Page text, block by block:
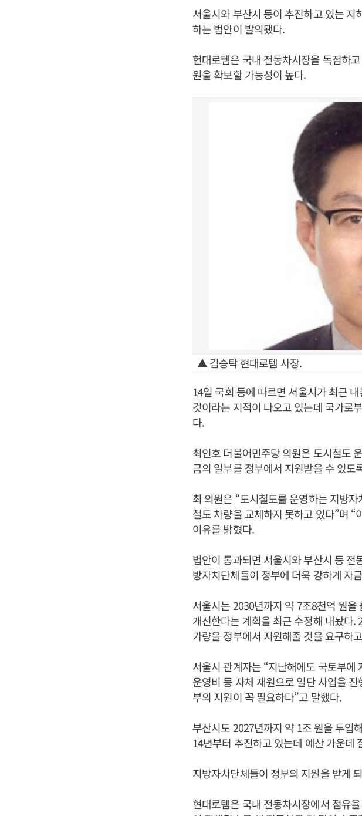
서울시와 부산시 등이 추진하고 있는
하는 법안이 발의됐다.
현대로템은 국내 전동차시장을 독점하
원을 확보할 가능성이 높다.
▲ 김승탁 현대로템 사장.
14일 국회 등에 따르면 서울시가 최근
것이라는 지적이 나오고 있는데 국가로
다.
최인호 더불어민주당 의원은 도시철도
금의 일부를 정부에서 지원받을 수 있
최 의원은 “도시철도를 운영하는 지방
철도 차량을 교체하지 못하고 있다”며
이유를 밝혔다.
법안이 통과되면 서울시와 부산시 등
방자치단체들이 정부에 더욱 강하게 자
서울시는 2030년까지 약 7조8천억 원
개선한다는 계획을 최근 수정해 내놨다
가량을 정부에서 지원해줄 것을 요구하
서울시 관계자는 “지난해에도 국토부
운영비 등 자체 재원으로 일단 사업을
부의 지원이 꼭 필요하다”고 말했다.
부산시도 2027년까지 약 1조 원을 투입
14년부터 추진하고 있는데 예산 가운데
지방자치단체들이 정부의 지원을 받게
현대로템은 국내 전동차시장에서 점유